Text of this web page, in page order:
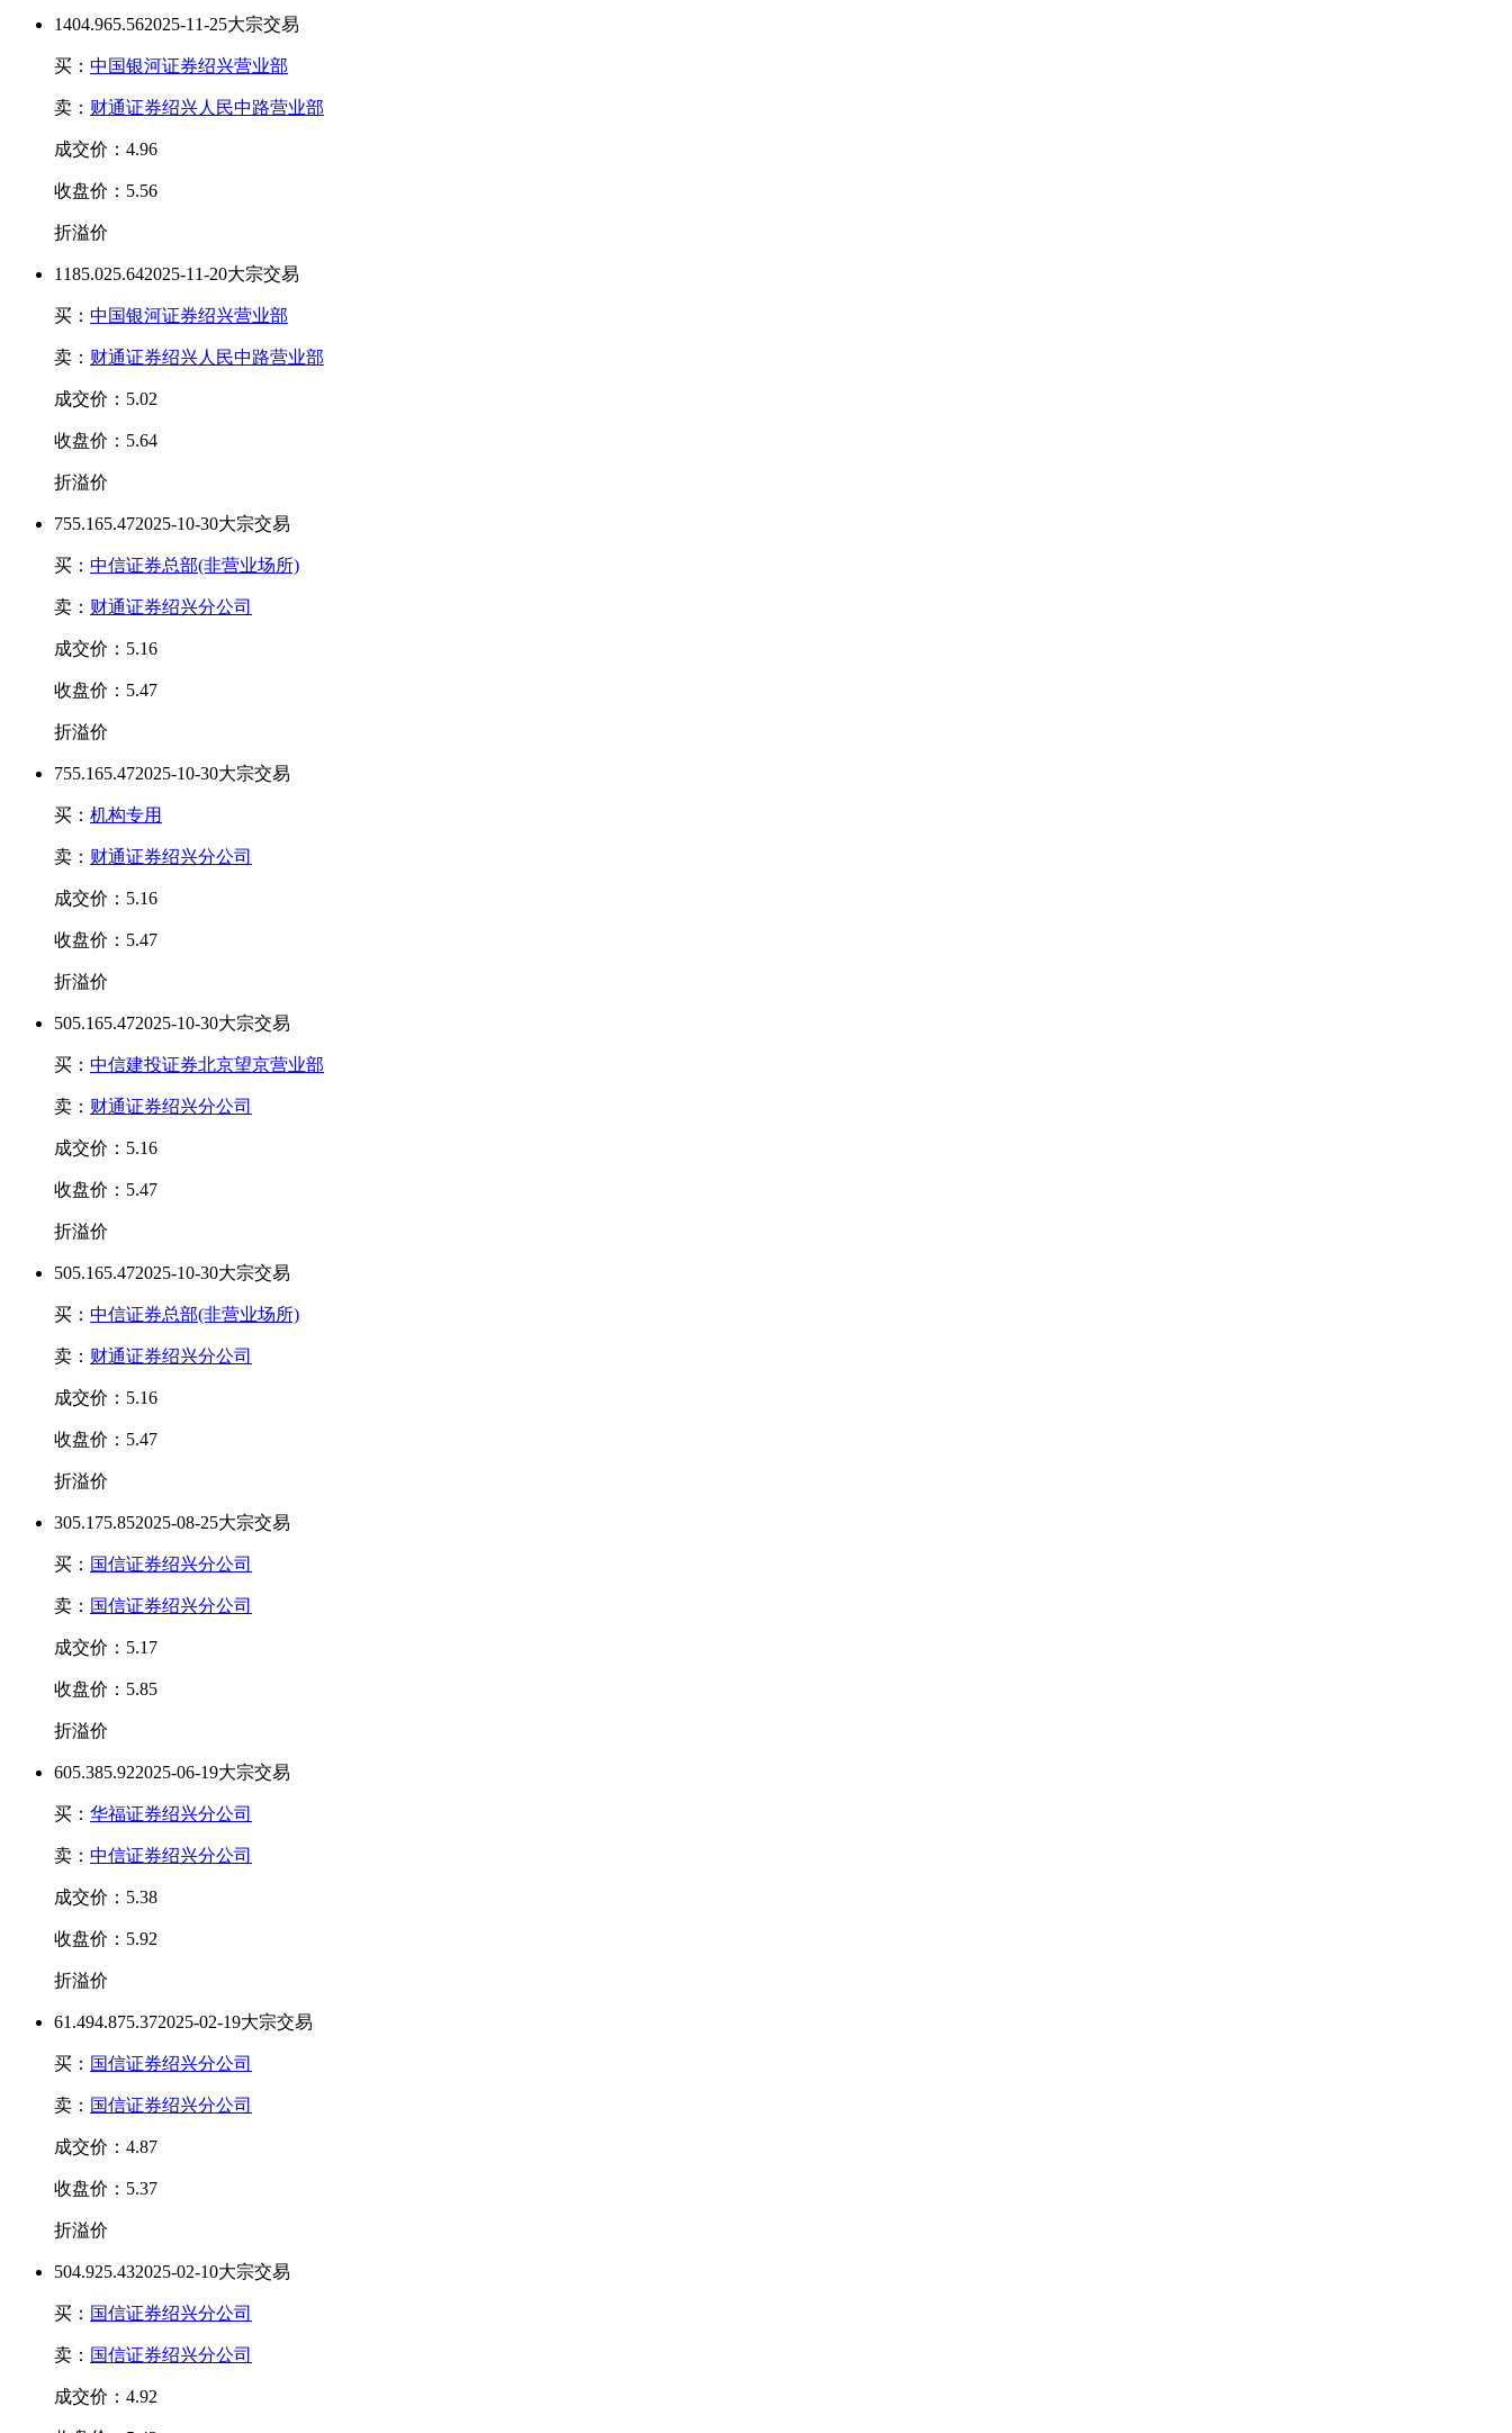
1404.965.562025-11-25大宗交易
买： 中国银河证券绍兴营业部
卖： 财通证券绍兴人民中路营业部
成交价：4.96
收盘价：5.56
折溢价
1185.025.642025-11-20大宗交易
买： 中国银河证券绍兴营业部
卖： 财通证券绍兴人民中路营业部
成交价：5.02
收盘价：5.64
折溢价
755.165.472025-10-30大宗交易
买： 中信证券总部(非营业场所)
卖： 财通证券绍兴分公司
成交价：5.16
收盘价：5.47
折溢价
755.165.472025-10-30大宗交易
买： 机构专用
卖： 财通证券绍兴分公司
成交价：5.16
收盘价：5.47
折溢价
505.165.472025-10-30大宗交易
买： 中信建投证券北京望京营业部
卖： 财通证券绍兴分公司
成交价：5.16
收盘价：5.47
折溢价
505.165.472025-10-30大宗交易
买： 中信证券总部(非营业场所)
卖： 财通证券绍兴分公司
成交价：5.16
收盘价：5.47
折溢价
305.175.852025-08-25大宗交易
买： 国信证券绍兴分公司
卖： 国信证券绍兴分公司
成交价：5.17
收盘价：5.85
折溢价
605.385.922025-06-19大宗交易
买： 华福证券绍兴分公司
卖： 中信证券绍兴分公司
成交价：5.38
收盘价：5.92
折溢价
61.494.875.372025-02-19大宗交易
买： 国信证券绍兴分公司
卖： 国信证券绍兴分公司
成交价：4.87
收盘价：5.37
折溢价
504.925.432025-02-10大宗交易
买： 国信证券绍兴分公司
卖： 国信证券绍兴分公司
成交价：4.92